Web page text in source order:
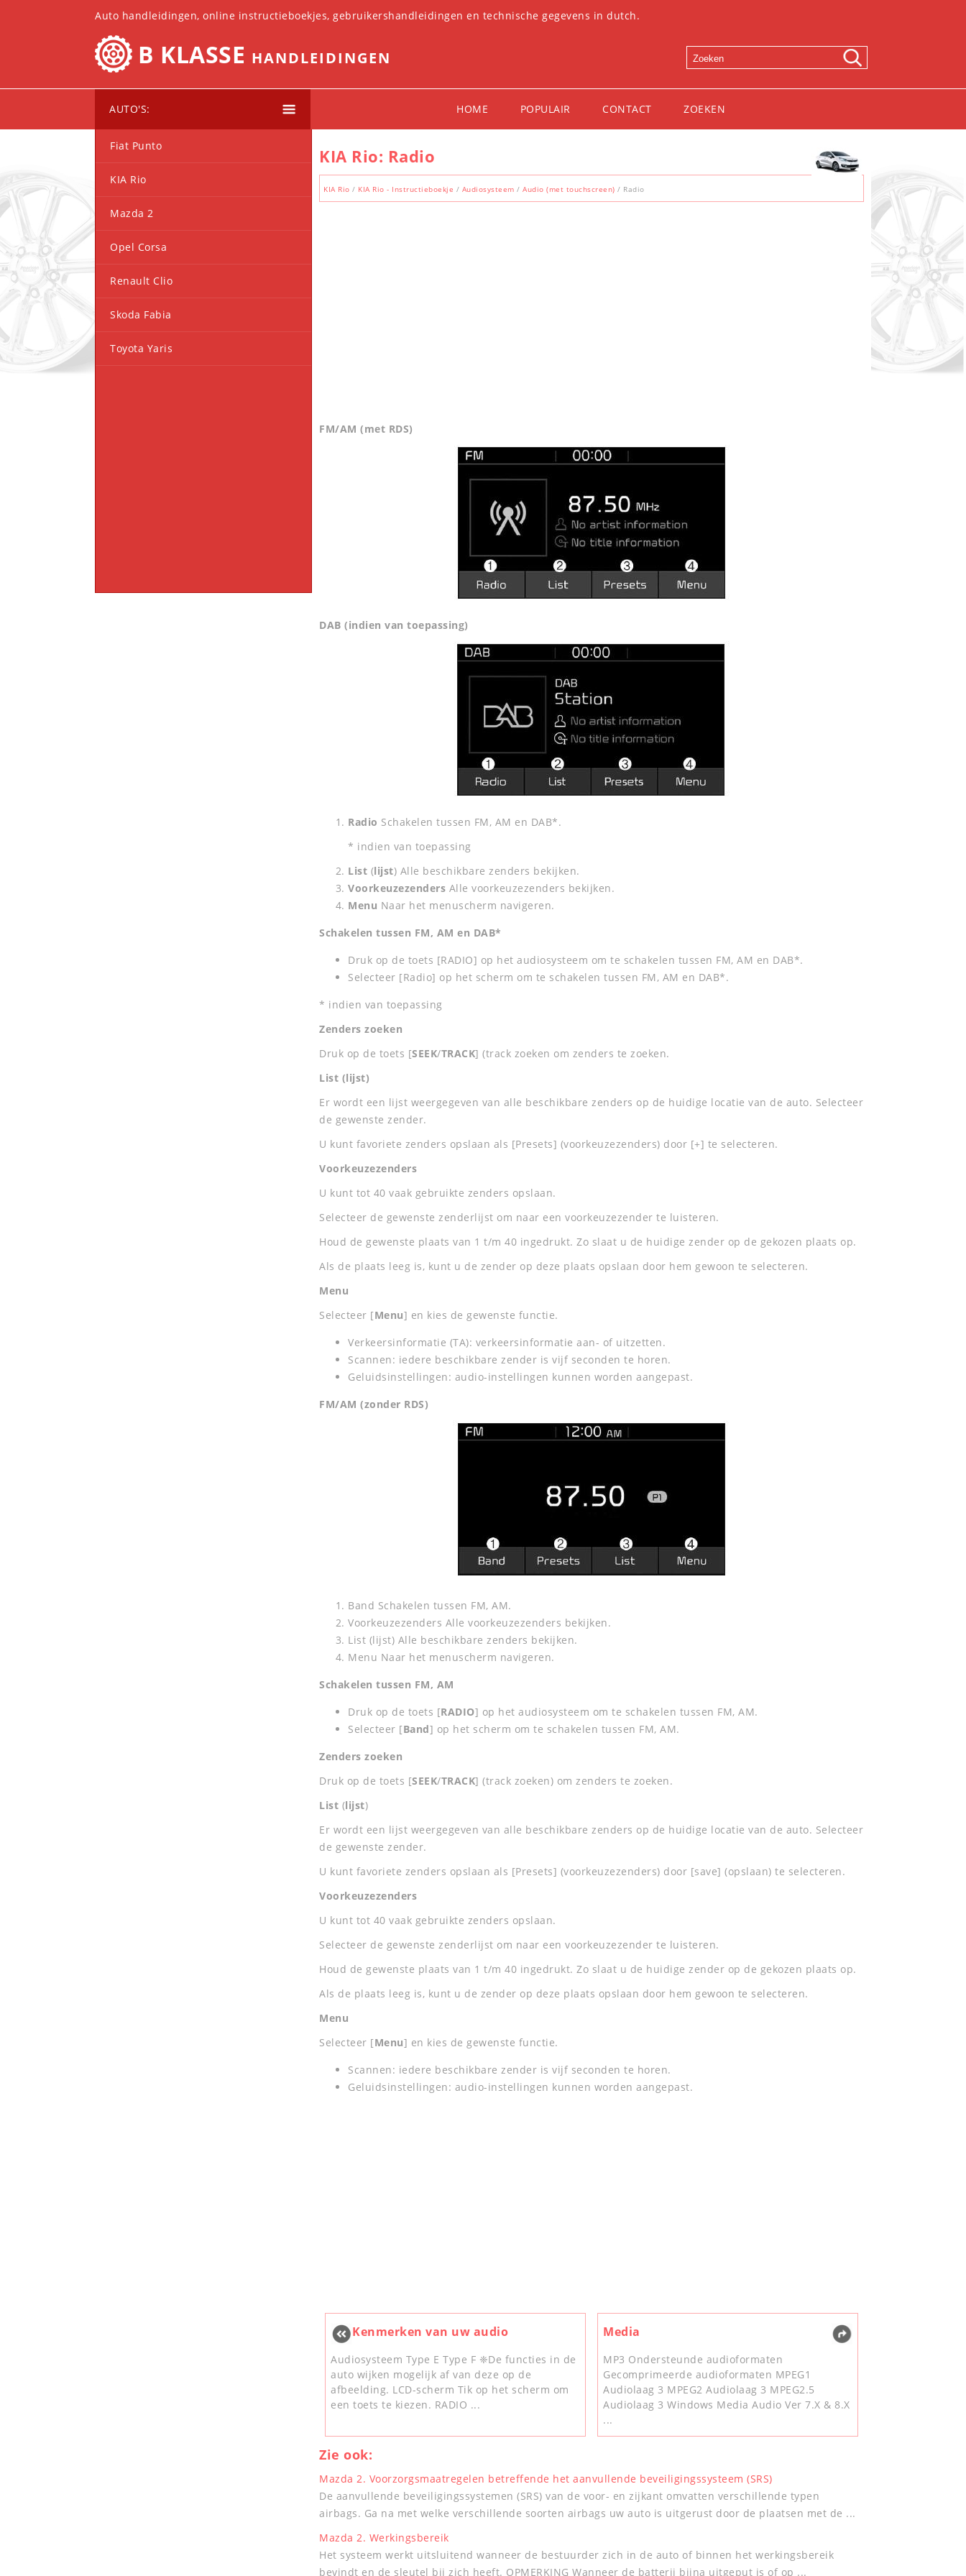
Auto handleidingen, online instructieboekjes, gebruikershandleidingen en technische gegevens in dutch.
B KLASSE HANDLEIDINGEN
AUTO'S: HOME POPULAIR CONTACT ZOEKEN
KIA Rio: Radio
KIA Rio / KIA Rio - Instructieboekje / Audiosysteem / Audio (met touchscreen) / Radio
FM/AM (met RDS)
DAB (indien van toepassing)
Radio Schakelen tussen FM, AM en DAB*.
* indien van toepassing
List (lijst) Alle beschikbare zenders bekijken.
Voorkeuzezenders Alle voorkeuzezenders bekijken.
Menu Naar het menuscherm navigeren.
Schakelen tussen FM, AM en DAB*
Druk op de toets [RADIO] op het audiosysteem om te schakelen tussen FM, AM en DAB*.
Selecteer [Radio] op het scherm om te schakelen tussen FM, AM en DAB*.
* indien van toepassing
Zenders zoeken
Druk op de toets [SEEK/TRACK] (track zoeken om zenders te zoeken.
List (lijst)
Er wordt een lijst weergegeven van alle beschikbare zenders op de huidige locatie van de auto. Selecteer
de gewenste zender.
U kunt favoriete zenders opslaan als [Presets] (voorkeuzezenders) door [+] te selecteren.
Voorkeuzezenders
U kunt tot 40 vaak gebruikte zenders opslaan.
Selecteer de gewenste zenderlijst om naar een voorkeuzezender te luisteren.
Houd de gewenste plaats van 1 t/m 40 ingedrukt. Zo slaat u de huidige zender op de gekozen plaats op.
Als de plaats leeg is, kunt u de zender op deze plaats opslaan door hem gewoon te selecteren.
Menu
Selecteer [Menu] en kies de gewenste functie.
Verkeersinformatie (TA): verkeersinformatie aan- of uitzetten.
Scannen: iedere beschikbare zender is vijf seconden te horen.
Geluidsinstellingen: audio-instellingen kunnen worden aangepast.
FM/AM (zonder RDS)
Band Schakelen tussen FM, AM.
Voorkeuzezenders Alle voorkeuzezenders bekijken.
List (lijst) Alle beschikbare zenders bekijken.
Menu Naar het menuscherm navigeren.
Schakelen tussen FM, AM
Druk op de toets [RADIO] op het audiosysteem om te schakelen tussen FM, AM.
Selecteer [Band] op het scherm om te schakelen tussen FM, AM.
Zenders zoeken
Druk op de toets [SEEK/TRACK] (track zoeken) om zenders te zoeken.
List (lijst)
Er wordt een lijst weergegeven van alle beschikbare zenders op de huidige locatie van de auto. Selecteer
de gewenste zender.
U kunt favoriete zenders opslaan als [Presets] (voorkeuzezenders) door [save] (opslaan) te selecteren.
Voorkeuzezenders
U kunt tot 40 vaak gebruikte zenders opslaan.
Selecteer de gewenste zenderlijst om naar een voorkeuzezender te luisteren.
Houd de gewenste plaats van 1 t/m 40 ingedrukt. Zo slaat u de huidige zender op de gekozen plaats op.
Als de plaats leeg is, kunt u de zender op deze plaats opslaan door hem gewoon te selecteren.
Menu
Selecteer [Menu] en kies de gewenste functie.
Scannen: iedere beschikbare zender is vijf seconden te horen.
Geluidsinstellingen: audio-instellingen kunnen worden aangepast.
Kenmerken van uw audio
Audiosysteem Type E Type F ❈De functies in de
auto wijken mogelijk af van deze op de
afbeelding. LCD-scherm Tik op het scherm om
een toets te kiezen. RADIO ...
Media
MP3 Ondersteunde audioformaten
Gecomprimeerde audioformaten MPEG1
Audiolaag 3 MPEG2 Audiolaag 3 MPEG2.5
Audiolaag 3 Windows Media Audio Ver 7.X & 8.X
...
Zie ook:
Mazda 2. Voorzorgsmaatregelen betreffende het aanvullende beveiligingssysteem (SRS)
De aanvullende beveiligingssystemen (SRS) van de voor- en zijkant omvatten verschillende typen
airbags. Ga na met welke verschillende soorten airbags uw auto is uitgerust door de plaatsen met de ...
Mazda 2. Werkingsbereik
Het systeem werkt uitsluitend wanneer de bestuurder zich in de auto of binnen het werkingsbereik
bevindt en de sleutel bij zich heeft. OPMERKING Wanneer de batterij bijna uitgeput is of op ...
Fiat Punto
KIA Rio
Mazda 2
Opel Corsa
Renault Clio
Skoda Fabia
Toyota Yaris